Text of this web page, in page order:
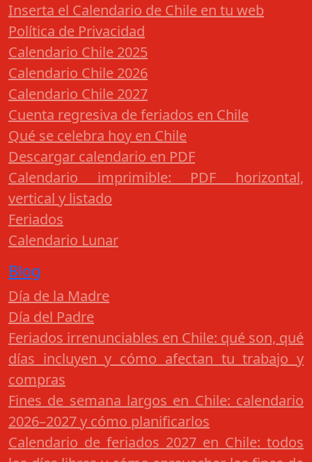
Inserta el Calendario de Chile en tu web
Política de Privacidad
Calendario Chile 2025
Calendario Chile 2026
Calendario Chile 2027
Cuenta regresiva de feriados en Chile
Qué se celebra hoy en Chile
Descargar calendario en PDF
Calendario imprimible: PDF horizontal,
vertical y listado
Feriados
Calendario Lunar
Blog
Día de la Madre
Día del Padre
Feriados irrenunciables en Chile: qué son, qué
días incluyen y cómo afectan tu trabajo y
compras
Fines de semana largos en Chile: calendario
2026–2027 y cómo planificarlos
Calendario de feriados 2027 en Chile: todos